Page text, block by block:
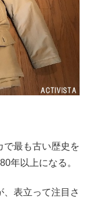
で最も古い歴史を
年以上になる。
表立って注目さ